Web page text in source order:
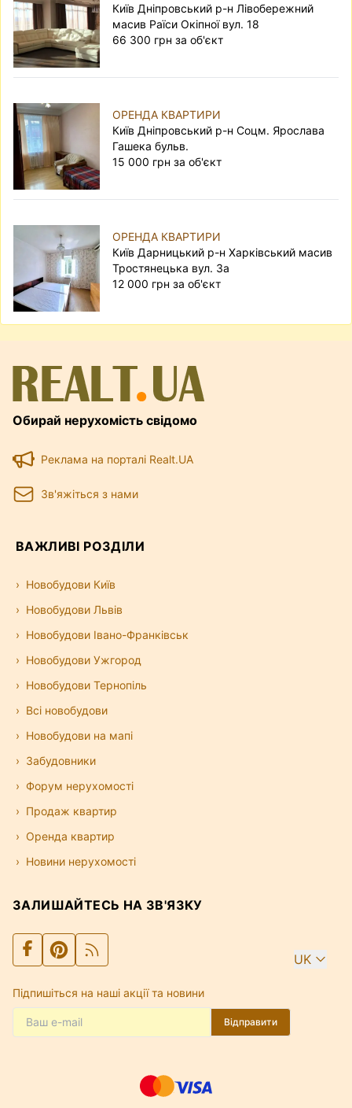
Київ Дніпровський р-н Лівобережний
масив Раїси Окіпної вул. 18
66 300 грн за об'єкт
ОРЕНДА КВАРТИРИ
Київ Дніпровський р-н Соцм. Ярослава
Гашека бульв.
15 000 грн за об'єкт
ОРЕНДА КВАРТИРИ
Київ Дарницький р-н Харківський масив
Тростянецька вул. 3а
12 000 грн за об'єкт
Обирай нерухомість свідомо
Реклама на порталі Realt.UA
Зв'яжіться з нами
ВАЖЛИВІ РОЗДІЛИ
Новобудови Київ
Новобудови Львів
Новобудови Івано-Франківськ
Новобудови Ужгород
Новобудови Тернопіль
Всі новобудови
Новобудови на мапі
Забудовники
Форум нерухомості
Продаж квартир
Оренда квартир
Новини нерухомості
ЗАЛИШАЙТЕСЬ НА ЗВ'ЯЗКУ
UK
Підпишіться на наші акції та новини
Відправити